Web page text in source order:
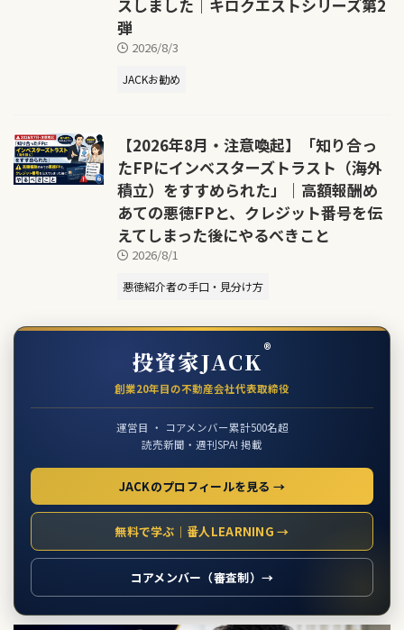
スしました｜キロクエストシリーズ第2
弾
2026/8/3
JACKお勧め
【2026年8月・注意喚起】「知り合っ
たFPにインベスターズトラスト（海外
積立）をすすめられた」｜高額報酬め
あての悪徳FPと、クレジット番号を伝
えてしまった後にやるべきこと
2026/8/1
悪徳紹介者の手口・見分け方
投資家JACK®
創業20年目の不動産会社代表取締役
運営目 ・ コアメンバー累計500名超
読売新聞・週刊SPA! 掲載
JACKのプロフィールを見る →
無料で学ぶ｜番人LEARNING →
コアメンバー（審査制）→